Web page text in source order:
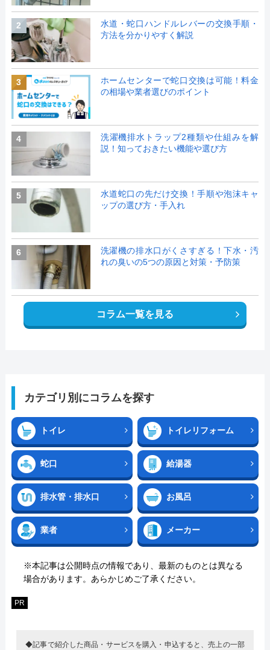
2
水道・蛇口ハンドルレバーの交換手順・
方法を分かりやすく解説
3
ホームセンターで蛇口交換は可能！料金
の相場や業者選びのポイント
4
洗濯機排水トラップ2種類や仕組みを解
説！知っておきたい機能や選び方
5
水道蛇口の先だけ交換！手順や泡沫キャ
ップの選び方・手入れ
6
洗濯機の排水口がくさすぎる！下水・汚
れの臭いの5つの原因と対策・予防策
コラム一覧を見る
カテゴリ別にコラムを探す
トイレ トイレリフォーム
蛇口 給湯器
排水管・排水口 お風呂
業者 メーカー
※本記事は公開時点の情報であり、最新のものとは異なる
場合があります。あらかじめご了承ください。
PR
◆記事で紹介した商品・サービスを購入・申込すると、売上の一部